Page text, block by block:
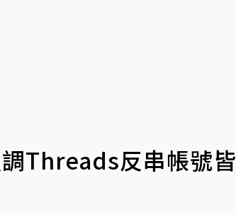
Threads反串帳號皆